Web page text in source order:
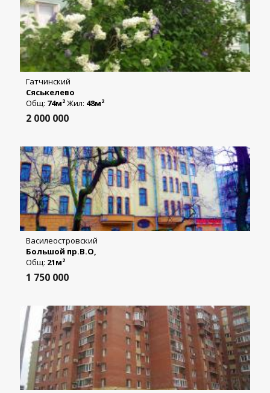
Гатчинский
Сяськелево
Общ: 74м2 Жил: 48м2
2 000 000
Василеостровский
Большой пр.В.О,
Общ: 21м2
1 750 000